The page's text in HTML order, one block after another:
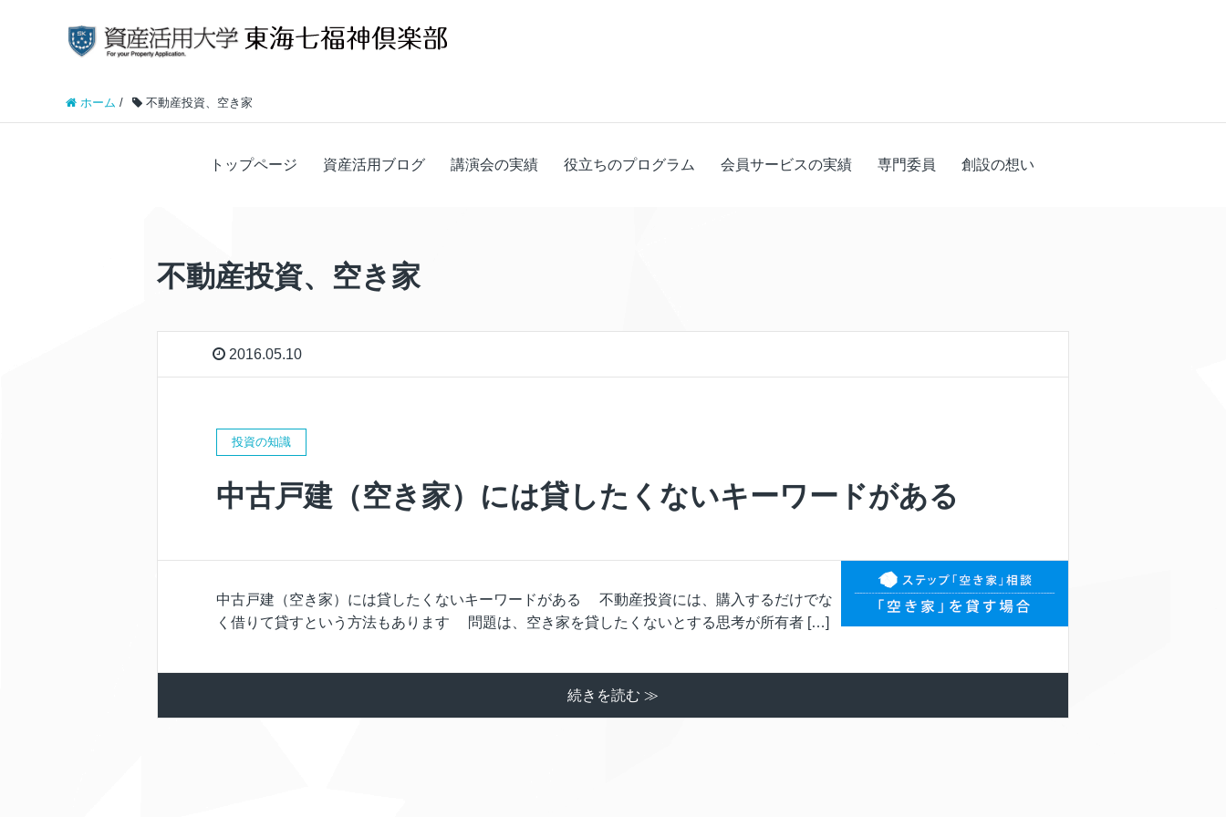
ホーム / 不動産投資、空き家
トップページ 資産活用ブログ 講演会の実績 役立ちのプログラム 会員サービスの実績 専門委員 創設の想い
不動産投資、空き家
2016.05.10
投資の知識
中古戸建（空き家）には貸したくないキーワードがある
中古戸建（空き家）には貸したくないキーワードがある 不動産投資には、購入するだけでな
く借りて貸すという方法もあります 問題は、空き家を貸したくないとする思考が所有者 […]
続きを読む ≫